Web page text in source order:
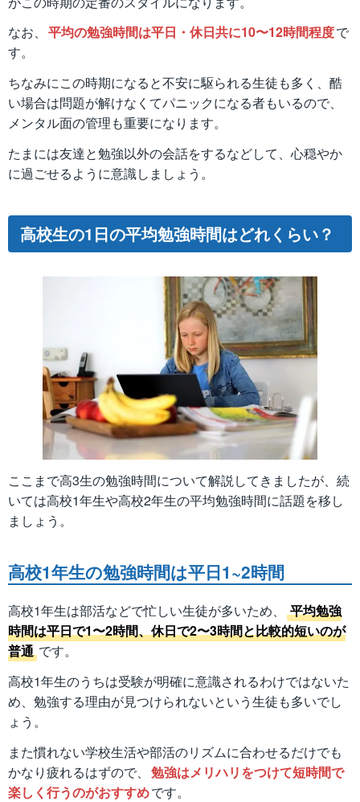
なお、 平均の勉強時間は平日・休日共に10〜12時間程度で
す。
ちなみにこの時期になると不安に駆られる生徒も多く、酷
い場合は問題が解けなくてパニックになる者もいるので、
メンタル面の管理も重要になります。
たまには友達と勉強以外の会話をするなどして、心穏やか
に過ごせるように意識しましょう。
高校生の1日の平均勉強時間はどれくらい？
ここまで高3生の勉強時間について解説してきましたが、続
いては高校1年生や高校2年生の平均勉強時間に話題を移し
ましょう。
高校1年生の勉強時間は平日1~2時間
高校1年生は部活などで忙しい生徒が多いため、
平均勉強
時間は平日で1〜2時間、休日で2〜3時間と比較的短いのが
普通 です。
高校1年生のうちは受験が明確に意識されるわけではないた
め、勉強する理由が見つけられないという生徒も多いでし
ょう。
また慣れない学校生活や部活のリズムに合わせるだけでも
かなり疲れるはずので、 勉強はメリハリをつけて短時間で
楽しく行うのがおすすめです。